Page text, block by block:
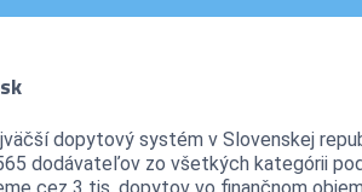
dopytový systém v Slovenskej
dodávateľov zo všetkých kategórii